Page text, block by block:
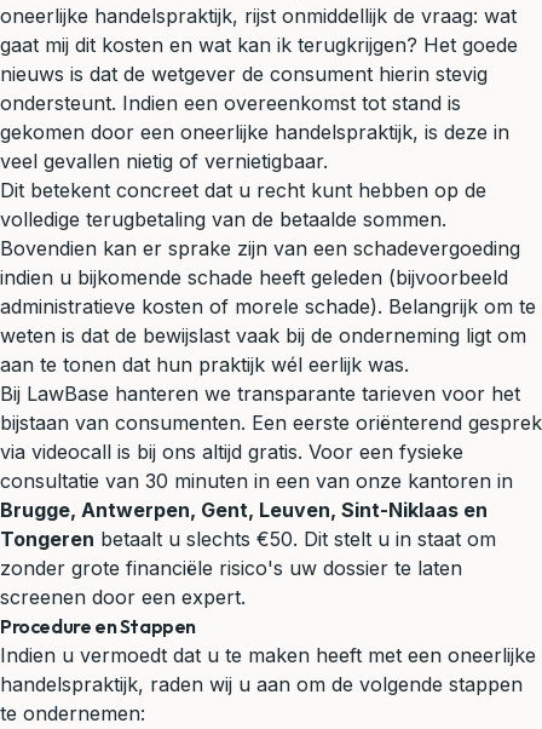
oneerlijke handelspraktijk, rijst onmiddellijk de vraag: wat
gaat mij dit kosten en wat kan ik terugkrijgen? Het goede
nieuws is dat de wetgever de consument hierin stevig
ondersteunt. Indien een overeenkomst tot stand is
gekomen door een oneerlijke handelspraktijk, is deze in
veel gevallen nietig of vernietigbaar.
Dit betekent concreet dat u recht kunt hebben op de
volledige terugbetaling van de betaalde sommen.
Bovendien kan er sprake zijn van een schadevergoeding
indien u bijkomende schade heeft geleden (bijvoorbeeld
administratieve kosten of morele schade). Belangrijk om te
weten is dat de bewijslast vaak bij de onderneming ligt om
aan te tonen dat hun praktijk wél eerlijk was.
Bij LawBase hanteren we transparante tarieven voor het
bijstaan van consumenten. Een eerste oriënterend gesprek
via videocall is bij ons altijd gratis. Voor een fysieke
consultatie van 30 minuten in een van onze kantoren in
Brugge, Antwerpen, Gent, Leuven, Sint-Niklaas en
Tongeren betaalt u slechts €50. Dit stelt u in staat om
zonder grote financiële risico's uw dossier te laten
screenen door een expert.
Procedure en Stappen
Indien u vermoedt dat u te maken heeft met een oneerlijke
handelspraktijk, raden wij u aan om de volgende stappen
te ondernemen: